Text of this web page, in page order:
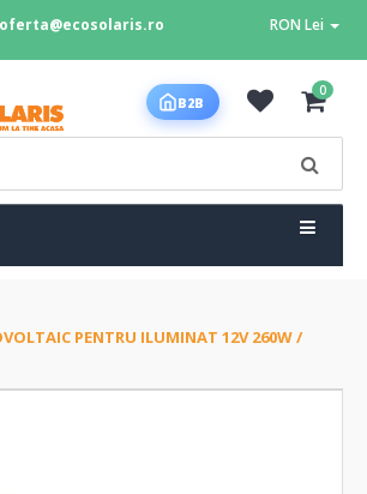
oferta@ecosolaris.ro RON Lei
B2B
0
PENTRU ILUMINAT 12V 260W /